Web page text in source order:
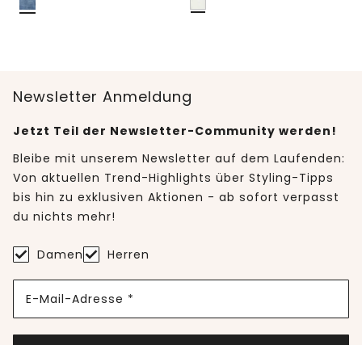
Newsletter Anmeldung
Jetzt Teil der Newsletter-Community werden!
Bleibe mit unserem Newsletter auf dem Laufenden:
Von aktuellen Trend-Highlights über Styling-Tipps
bis hin zu exklusiven Aktionen - ab sofort verpasst
du nichts mehr!
Damen Herren
E-Mail-Adresse *